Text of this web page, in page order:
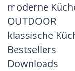
moderne
OUTDOOR
klassische
Bestsellers
Downloads